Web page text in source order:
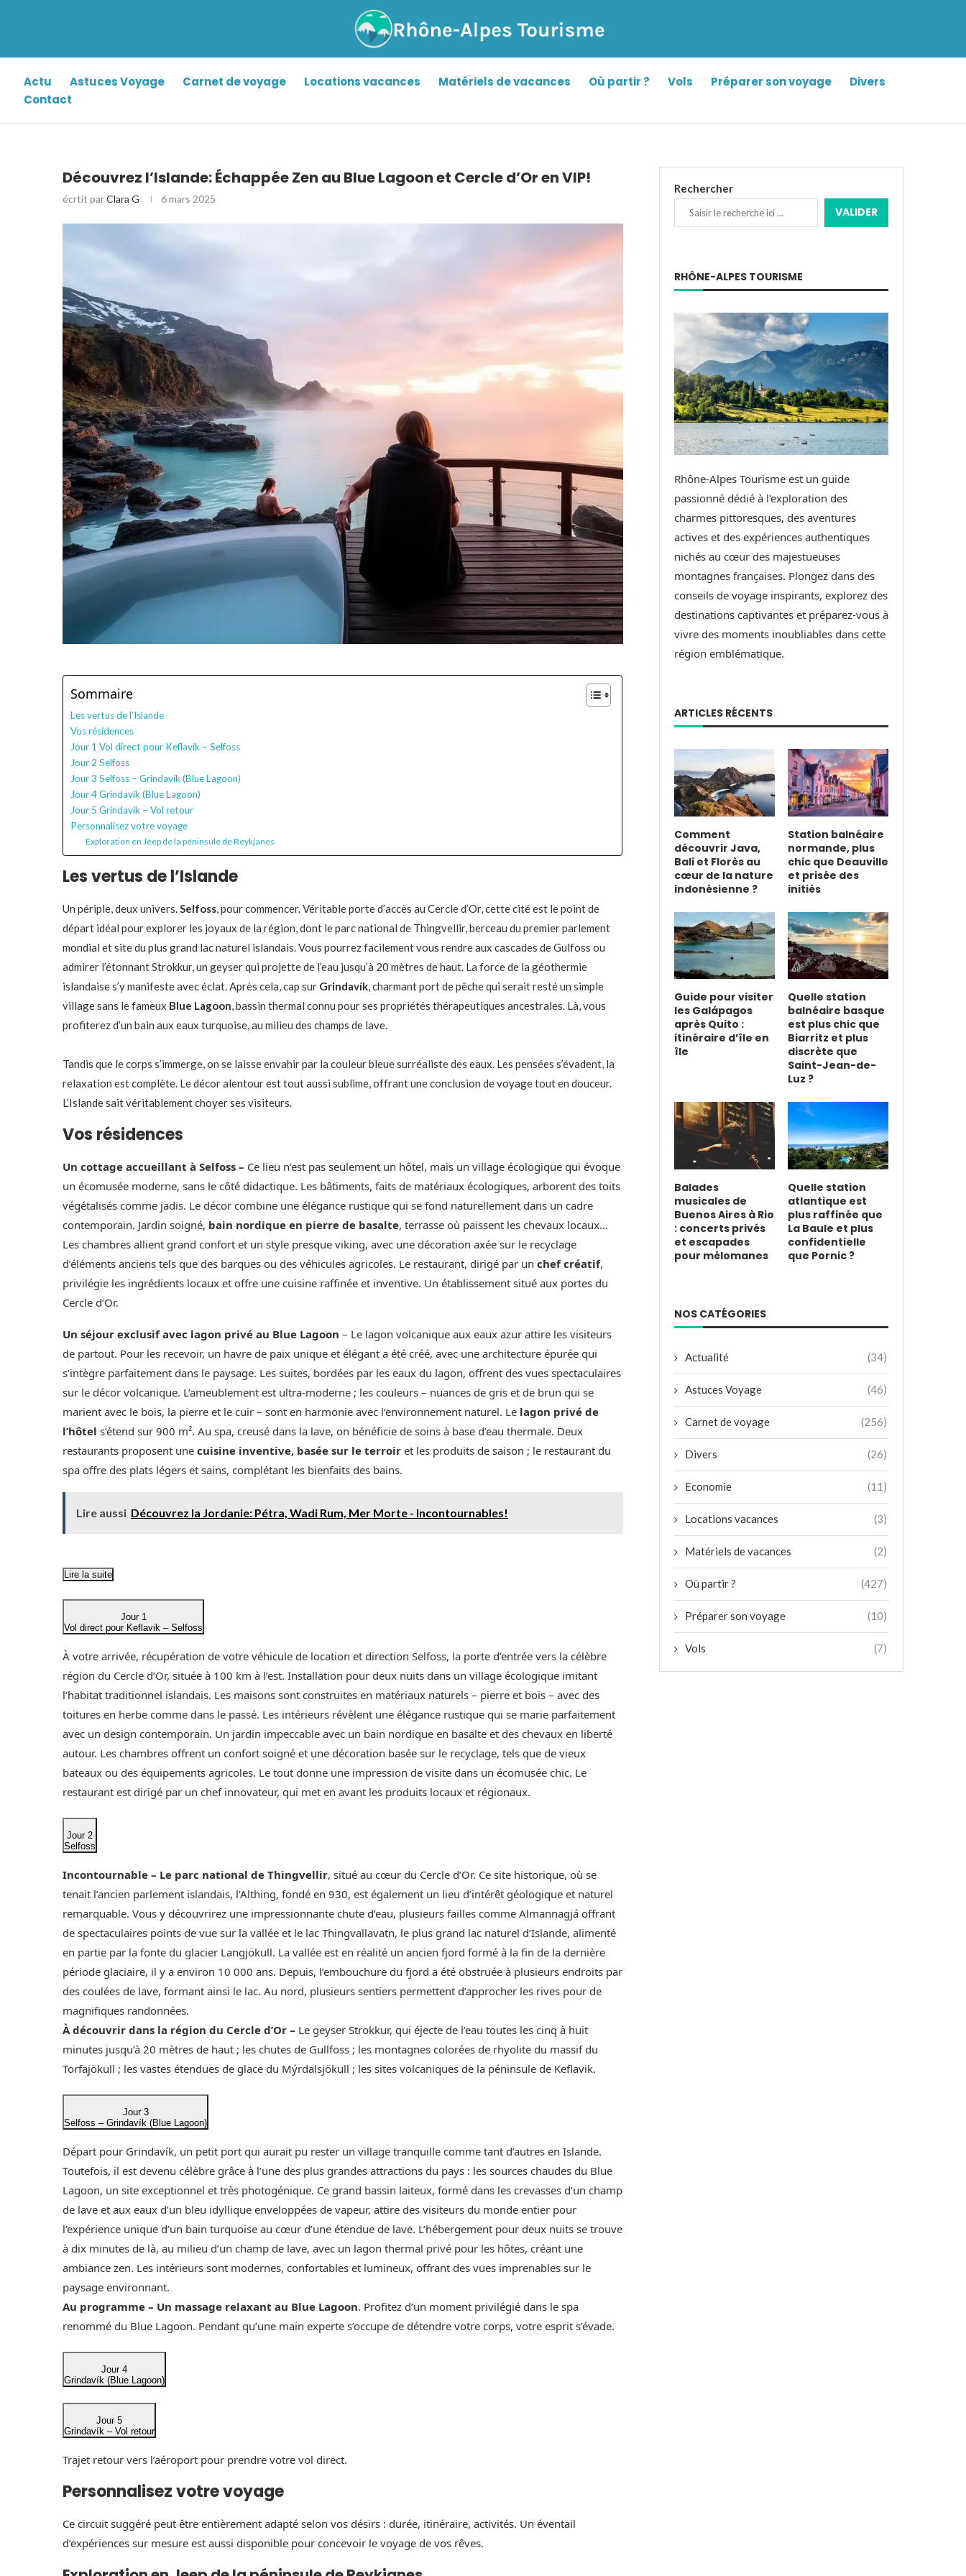
Actu Astuces Voyage Carnet de voyage Locations vacances Matériels de vacances Où partir ? Vols Préparer son voyage
Divers
Contact
Découvrez l’Islande: Échappée Zen au Blue Lagoon et Cercle d’Or en VIP!
écrtit parClara G 6 mars 2025
Sommaire
Les vertus de l’Islande
Vos résidences
Jour 1 Vol direct pour Keflavik – Selfoss
Jour 2 Selfoss
Jour 3 Selfoss – Grindavík (Blue Lagoon)
Jour 4 Grindavík (Blue Lagoon)
Jour 5 Grindavík – Vol retour
Personnalisez votre voyage
Exploration en Jeep de la péninsule de Reykjanes
Les vertus de l’Islande
Un périple, deux univers.Selfoss, pour commencer. Véritable porte d’accès au Cercle d’Or, cette cité est le point de
départ idéal pour explorer les joyaux de la région, dont le parc national de Thingvellir, berceau du premier parlement
mondial et site du plus grand lac naturel islandais. Vous pourrez facilement vous rendre aux cascades de Gulfoss ou
admirer l’étonnant Strokkur, un geyser qui projette de l’eau jusqu’à 20 mètres de haut. La force de la géothermie
islandaise s’y manifeste avec éclat. Après cela, cap sur Grindavík, charmant port de pêche qui serait resté un simple
village sans le fameux Blue Lagoon, bassin thermal connu pour ses propriétés thérapeutiques ancestrales. Là, vous
profiterez d’un bain aux eaux turquoise, au milieu des champs de lave.
Tandis que le corps s’immerge, on se laisse envahir par la couleur bleue surréaliste des eaux. Les pensées s’évadent, la
relaxation est complète. Le décor alentour est tout aussi sublime, offrant une conclusion de voyage tout en douceur.
L’Islande sait véritablement choyer ses visiteurs.
Vos résidences
Un cottage accueillant à Selfoss – Ce lieu n’est pas seulement un hôtel, mais un village écologique qui évoque
un écomusée moderne, sans le côté didactique. Les bâtiments, faits de matériaux écologiques, arborent des toits
végétalisés comme jadis. Le décor combine une élégance rustique qui se fond naturellement dans un cadre
contemporain. Jardin soigné, bain nordique en pierre de basalte, terrasse où paissent les chevaux locaux…
Les chambres allient grand confort et un style presque viking, avec une décoration axée sur le recyclage
d’éléments anciens tels que des barques ou des véhicules agricoles. Le restaurant, dirigé par un chef créatif,
privilégie les ingrédients locaux et offre une cuisine raffinée et inventive. Un établissement situé aux portes du
Cercle d’Or.
Un séjour exclusif avec lagon privé au Blue Lagoon – Le lagon volcanique aux eaux azur attire les visiteurs
de partout. Pour les recevoir, un havre de paix unique et élégant a été créé, avec une architecture épurée qui
s’intègre parfaitement dans le paysage. Les suites, bordées par les eaux du lagon, offrent des vues spectaculaires
sur le décor volcanique. L’ameublement est ultra-moderne ; les couleurs – nuances de gris et de brun qui se
marient avec le bois, la pierre et le cuir – sont en harmonie avec l’environnement naturel. Le lagon privé de
l’hôtel s’étend sur 900 m². Au spa, creusé dans la lave, on bénéficie de soins à base d’eau thermale. Deux
restaurants proposent une cuisine inventive, basée sur le terroir et les produits de saison ; le restaurant du
spa offre des plats légers et sains, complétant les bienfaits des bains.
Lire aussi Découvrez la Jordanie: Pétra, Wadi Rum, Mer Morte - Incontournables!
Lire la suite
Jour 1
Vol direct pour Keflavik – Selfoss
À votre arrivée, récupération de votre véhicule de location et direction Selfoss, la porte d’entrée vers la célèbre
région du Cercle d’Or, située à 100 km à l’est. Installation pour deux nuits dans un village écologique imitant
l’habitat traditionnel islandais. Les maisons sont construites en matériaux naturels – pierre et bois – avec des
toitures en herbe comme dans le passé. Les intérieurs révèlent une élégance rustique qui se marie parfaitement
avec un design contemporain. Un jardin impeccable avec un bain nordique en basalte et des chevaux en liberté
autour. Les chambres offrent un confort soigné et une décoration basée sur le recyclage, tels que de vieux
bateaux ou des équipements agricoles. Le tout donne une impression de visite dans un écomusée chic. Le
restaurant est dirigé par un chef innovateur, qui met en avant les produits locaux et régionaux.
Jour 2
Selfoss
Incontournable – Le parc national de Thingvellir, situé au cœur du Cercle d’Or. Ce site historique, où se
tenait l’ancien parlement islandais, l’Althing, fondé en 930, est également un lieu d’intérêt géologique et naturel
remarquable. Vous y découvrirez une impressionnante chute d’eau, plusieurs failles comme Almannagjá offrant
de spectaculaires points de vue sur la vallée et le lac Thingvallavatn, le plus grand lac naturel d’Islande, alimenté
en partie par la fonte du glacier Langjökull. La vallée est en réalité un ancien fjord formé à la fin de la dernière
période glaciaire, il y a environ 10 000 ans. Depuis, l’embouchure du fjord a été obstruée à plusieurs endroits par
des coulées de lave, formant ainsi le lac. Au nord, plusieurs sentiers permettent d’approcher les rives pour de
magnifiques randonnées.
À découvrir dans la région du Cercle d’Or – Le geyser Strokkur, qui éjecte de l’eau toutes les cinq à huit
minutes jusqu’à 20 mètres de haut ; les chutes de Gullfoss ; les montagnes colorées de rhyolite du massif du
Torfajökull ; les vastes étendues de glace du Mýrdalsjökull ; les sites volcaniques de la péninsule de Keflavik.
Jour 3
Selfoss – Grindavík (Blue Lagoon)
Départ pour Grindavík, un petit port qui aurait pu rester un village tranquille comme tant d’autres en Islande.
Toutefois, il est devenu célèbre grâce à l’une des plus grandes attractions du pays : les sources chaudes du Blue
Lagoon, un site exceptionnel et très photogénique. Ce grand bassin laiteux, formé dans les crevasses d’un champ
de lave et aux eaux d’un bleu idyllique enveloppées de vapeur, attire des visiteurs du monde entier pour
l’expérience unique d’un bain turquoise au cœur d’une étendue de lave. L’hébergement pour deux nuits se trouve
à dix minutes de là, au milieu d’un champ de lave, avec un lagon thermal privé pour les hôtes, créant une
ambiance zen. Les intérieurs sont modernes, confortables et lumineux, offrant des vues imprenables sur le
paysage environnant.
Au programme – Un massage relaxant au Blue Lagoon. Profitez d’un moment privilégié dans le spa
renommé du Blue Lagoon. Pendant qu’une main experte s’occupe de détendre votre corps, votre esprit s’évade.
Jour 4
Grindavík (Blue Lagoon)
Jour 5
Grindavík – Vol retour
Trajet retour vers l’aéroport pour prendre votre vol direct.
Personnalisez votre voyage
Ce circuit suggéré peut être entièrement adapté selon vos désirs : durée, itinéraire, activités. Un éventail
d’expériences sur mesure est aussi disponible pour concevoir le voyage de vos rêves.
Rechercher
VALIDER
RHÔNE-ALPES TOURISME
Rhône-Alpes Tourisme est un guide
passionné dédié à l'exploration des
charmes pittoresques, des aventures
actives et des expériences authentiques
nichés au cœur des majestueuses
montagnes françaises. Plongez dans des
conseils de voyage inspirants, explorez des
destinations captivantes et préparez-vous à
vivre des moments inoubliables dans cette
région emblématique.
ARTICLES RÉCENTS
Comment
découvrir Java,
Bali et Florès au
cœur de la nature
indonésienne ?
Station balnéaire
normande, plus
chic que Deauville
et prisée des
initiés
Guide pour visiter
les Galápagos
après Quito :
itinéraire d’île en
île
Quelle station
balnéaire basque
est plus chic que
Biarritz et plus
discrète que
Saint-Jean-de-
Luz ?
Balades
musicales de
Buenos Aires à Rio
: concerts privés
et escapades
pour mélomanes
Quelle station
atlantique est
plus raffinée que
La Baule et plus
confidentielle
que Pornic ?
NOS CATÉGORIES
Actualité (34)
Astuces Voyage (46)
Carnet de voyage (256)
Divers (26)
Economie (11)
Locations vacances (3)
Matériels de vacances (2)
Où partir ? (427)
Préparer son voyage (10)
Vols (7)